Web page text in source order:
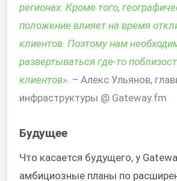
регионах. Кроме того,
положение влияет на время
клиентов. Поэтому нам
развертываться где-то
клиентов». – Алекс Ульянов,
инфраструктуры @ Gateway.fm
Будущее
Что касается будущего, у
амбициозные планы по